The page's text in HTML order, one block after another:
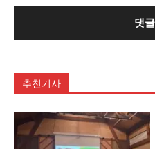
추천기사